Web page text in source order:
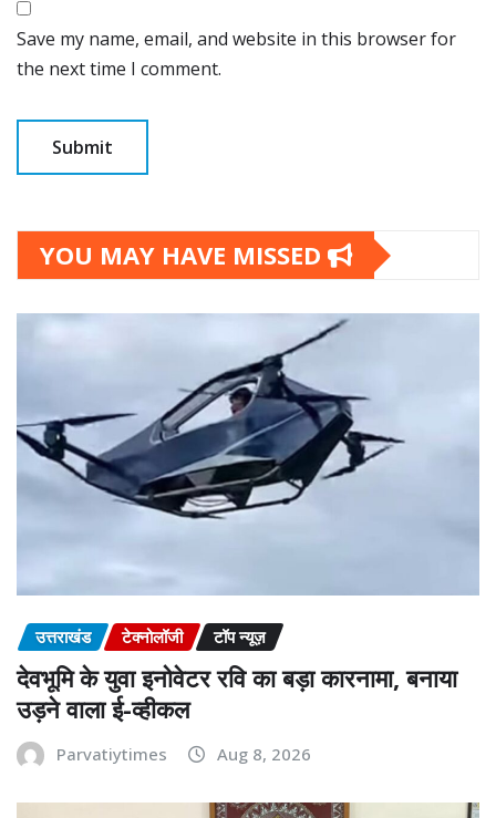
Save my name, email, and website in this browser for
the next time I comment.
YOU MAY HAVE MISSED
उत्तराखंड टेक्नोलॉजी टॉप न्यूज़
देवभूमि के युवा इनोवेटर रवि का बड़ा कारनामा, बनाया
उड़ने वाला ई-व्हीकल
Parvatiytimes Aug 8, 2026